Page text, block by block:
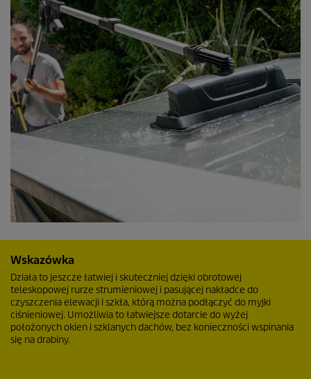
Wskazówka
Działa to jeszcze łatwiej i skuteczniej dzięki obrotowej
teleskopowej rurze strumieniowej i pasującej nakładce do
czyszczenia elewacji i szkła, którą można podłączyć do myjki
ciśnieniowej. Umożliwia to łatwiejsze dotarcie do wyżej
położonych okien i szklanych dachów, bez konieczności wspinania
się na drabiny.